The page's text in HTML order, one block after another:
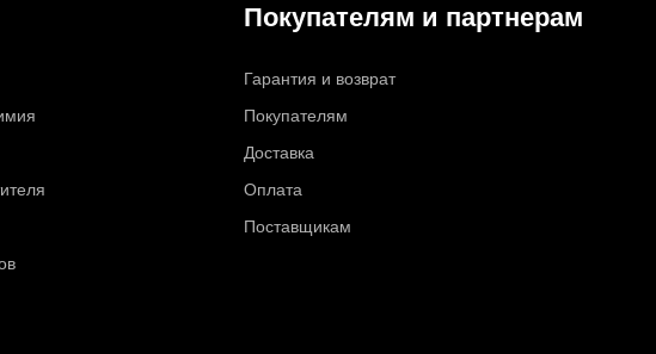
Покупателям и партнерам
Гарантия и возврат
Покупателям
Доставка
Оплата
Поставщикам